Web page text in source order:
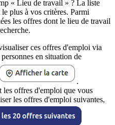
« Lieu de travail » ? La liste
plus à vos critères. Parmi
les offres dont le lieu de travail
ces offres d'emploi via
en situation de
.
les offres d'emploi que vous
les offres d'emploi suivantes,